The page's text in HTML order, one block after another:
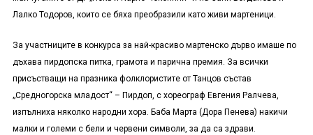
Лалко Тодоров, които се бяха преобразили като живи мартеници.
За участниците в конкурса за най-красиво мартенско дърво имаше по
дъхава пирдопска питка, грамота и парична премия. За всички
присъстващи на празника фолклористите от Танцов състав
„Средногорска младост“ – Пирдоп, с хореограф Евгения Ралчева,
изпълниха няколко народни хора. Баба Марта (Дора Пенева) накичи
малки и големи с бели и червени символи, за да са здрави.